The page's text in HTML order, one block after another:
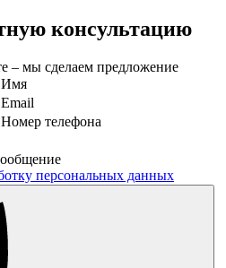
консультацию
– мы сделаем предложение
Имя
Email
Номер телефона
персональных данных